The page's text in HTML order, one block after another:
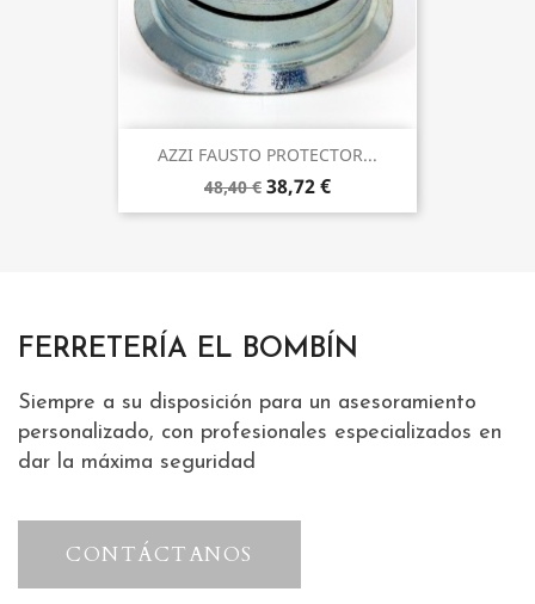
AZZI FAUSTO PROTECTOR...
48,40 € 38,72 €
FERRETERÍA EL BOMBÍN
Siempre a su disposición para un asesoramiento
personalizado, con profesionales especializados en
dar la máxima seguridad
CONTÁCTANOS